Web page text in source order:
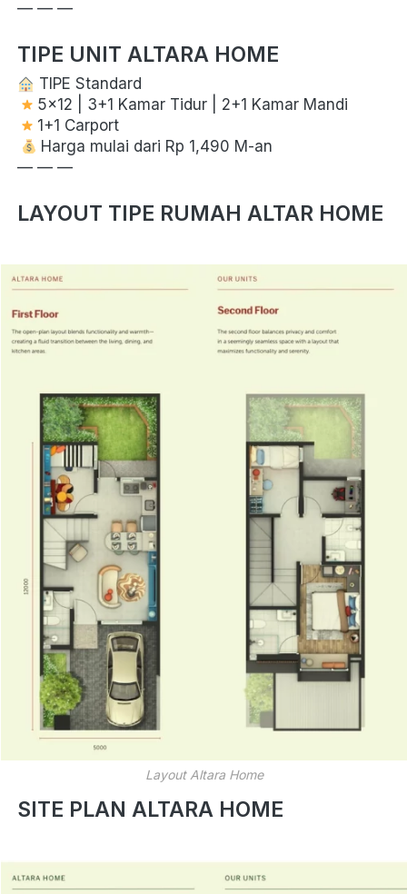
— — —
TIPE UNIT ALTARA HOME
TIPE Standard
5x12 | 3+1 Kamar Tidur | 2+1 Kamar Mandi
1+1 Carport
Harga mulai dari Rp 1,490 M-an
— — —
LAYOUT TIPE RUMAH ALTAR HOME
Layout Altara Home
SITE PLAN ALTARA HOME